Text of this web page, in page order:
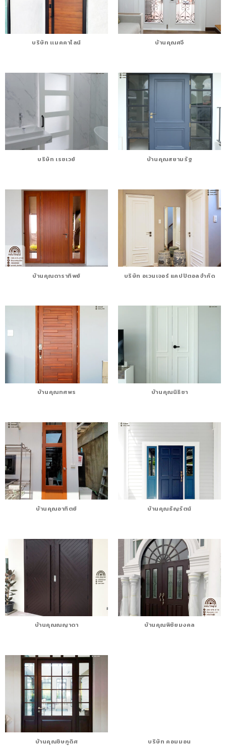
บริษัท เเมคคาไลน์ บ้านคุณศจี
บริษัท เรซเวย์ บ้านคุณสยามรัฐ
บ้านคุณดาราทิพย์ บริษัท อเวนเจอร์ แคปปิตอล จำกัด
บ้านคุณทศพร บ้านคุณนิธิชา
บ้านคุณอาทิตย์ บ้านคุณธัญรัตน์
บ้านคุณณญาดา บ้านคุณพิชัยมงคล
บ้านคุณชิษภูดิศ บริษัท คอมมอน